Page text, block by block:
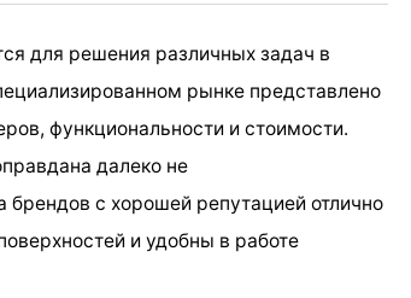
для решения различных задач в
рынке представлено
функциональности и стоимости.
далеко не
брендов с хорошей репутацией отлично
и удобны в работе